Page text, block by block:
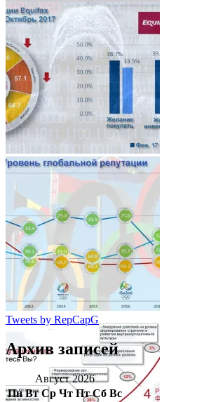
Tweets by RepCapG
Архив записей
Август 2026
Пн Вт Ср Чт Пт Сб Вс